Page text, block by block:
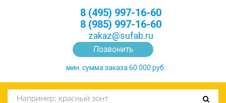
Позвонить
8 (495) 997-16-60
8 (985) 997-16-60
zakaz@sufab.ru
мин. сумма заказа 60 000 руб.